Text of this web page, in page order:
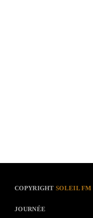
COPYRIGHTSOLEIL FM
JOURNÉE